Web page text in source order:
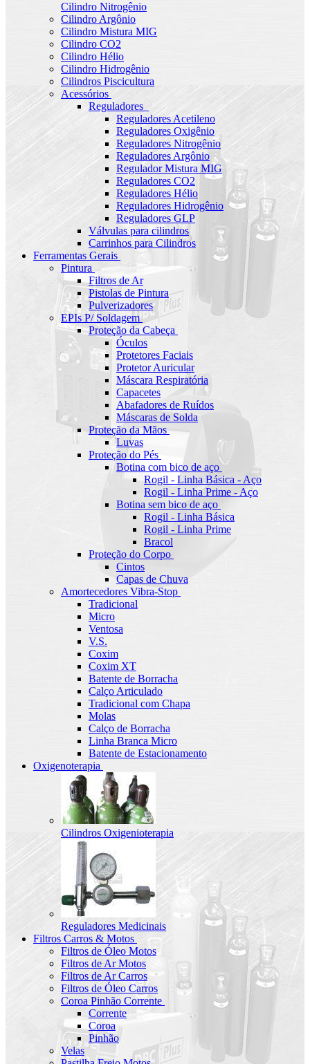
Cilindro Nitrogênio
Cilindro Argônio
Cilindro Mistura MIG
Cilindro CO2
Cilindro Hélio
Cilindro Hidrogênio
Cilindros Piscicultura
Acessórios
Reguladores
Reguladores Acetileno
Reguladores Oxigênio
Reguladores Nitrogênio
Reguladores Argônio
Regulador Mistura MIG
Reguladores CO2
Reguladores Hélio
Reguladores Hidrogênio
Reguladores GLP
Válvulas para cilindros
Carrinhos para Cilindros
Ferramentas Gerais
Pintura
Filtros de Ar
Pistolas de Pintura
Pulverizadores
EPIs P/ Soldagem
Proteção da Cabeça
Óculos
Protetores Faciais
Protetor Auricular
Máscara Respiratória
Capacetes
Abafadores de Ruídos
Máscaras de Solda
Proteção da Mãos
Luvas
Proteção do Pés
Botina com bico de aço
Rogil - Linha Básica - Aço
Rogil - Linha Prime - Aço
Botina sem bico de aço
Rogil - Linha Básica
Rogil - Linha Prime
Bracol
Proteção do Corpo
Cintos
Capas de Chuva
Amortecedores Vibra-Stop
Tradicional
Micro
Ventosa
V.S.
Coxim
Coxim XT
Batente de Borracha
Calço Articulado
Tradicional com Chapa
Molas
Calço de Borracha
Linha Branca Micro
Batente de Estacionamento
Oxigenoterapia
Cilindros Oxigenioterapia
Reguladores Medicinais
Filtros Carros & Motos
Filtros de Óleo Motos
Filtros de Ar Motos
Filtros de Ar Carros
Filtros de Óleo Carros
Coroa Pinhão Corrente
Corrente
Coroa
Pinhão
Velas